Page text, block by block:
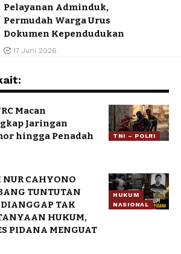
Pelayanan Adminduk,
Permudah Warga Urus
Dokumen Kependudukan
17 Juni 2026
TNI – POLRI
Macan
Jaringan
hingga Penadah
HUKUM
NASIONAL
CAHYONO
TUNTUTAN
TAK
HUKUM,
PIDANA MENGUAT